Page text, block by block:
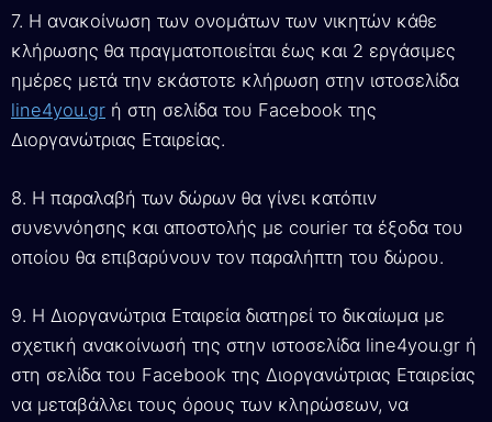
7. Η ανακοίνωση των ονομάτων των νικητών κάθε
κλήρωσης θα πραγματοποιείται έως και 2 εργάσιμες
ημέρες μετά την εκάστοτε κλήρωση στην ιστοσελίδα
line4you.gr ή στη σελίδα του Facebook της
Διοργανώτριας Εταιρείας.
8. Η παραλαβή των δώρων θα γίνει κατόπιν
συνεννόησης και αποστολής με courier τα έξοδα του
οποίου θα επιβαρύνουν τον παραλήπτη του δώρου.
9. Η Διοργανώτρια Εταιρεία διατηρεί το δικαίωμα με
σχετική ανακοίνωσή της στην ιστοσελίδα line4you.gr ή
στη σελίδα του Facebook της Διοργανώτριας Εταιρείας
να μεταβάλλει τους όρους των κληρώσεων, να